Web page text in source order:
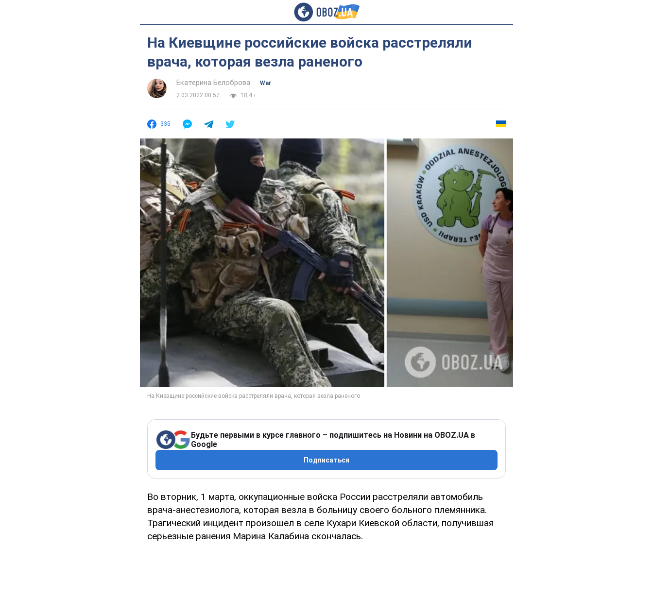
На Киевщине российские войска расстреляли
врача, которая везла раненого
Екатерина Белоброва
War
2.03.2022 00:57
18,4 т.
335
Будьте первыми в курсе главного – подпишитесь на Новини на OBOZ.UA в
Google
Подписаться
Во вторник, 1 марта, оккупационные войска России расстреляли автомобиль
врача-анестезиолога, которая везла в больницу своего больного племянника.
Трагический инцидент произошел в селе Кухари Киевской области, получившая
серьезные ранения Марина Калабина скончалась.